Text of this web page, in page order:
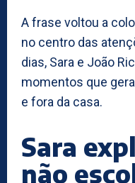
A frase voltou a
no centro das
dias, Sara e João
momentos que
e fora da casa.
Sara
não